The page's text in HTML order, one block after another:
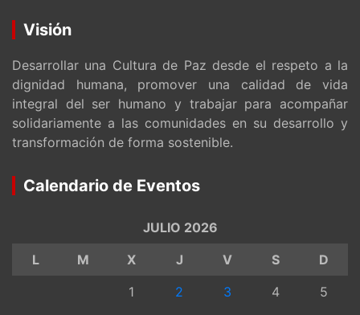
Visión
Desarrollar una Cultura de Paz desde el respeto a la
dignidad humana, promover una calidad de vida
integral del ser humano y trabajar para acompañar
solidariamente a las comunidades en su desarrollo y
transformación de forma sostenible.
Calendario de Eventos
JULIO 2026
L
M X J V S
D
1
2 3 4
5